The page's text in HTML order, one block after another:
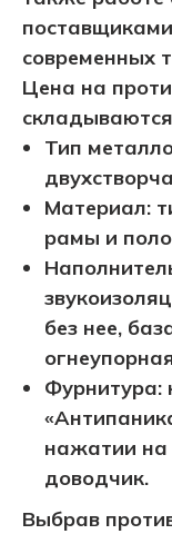
современных
Цена на
Тип
Материал:
рамы и
без нее,
Фурнитура:
нажатии на
доводчик.
Выбрав